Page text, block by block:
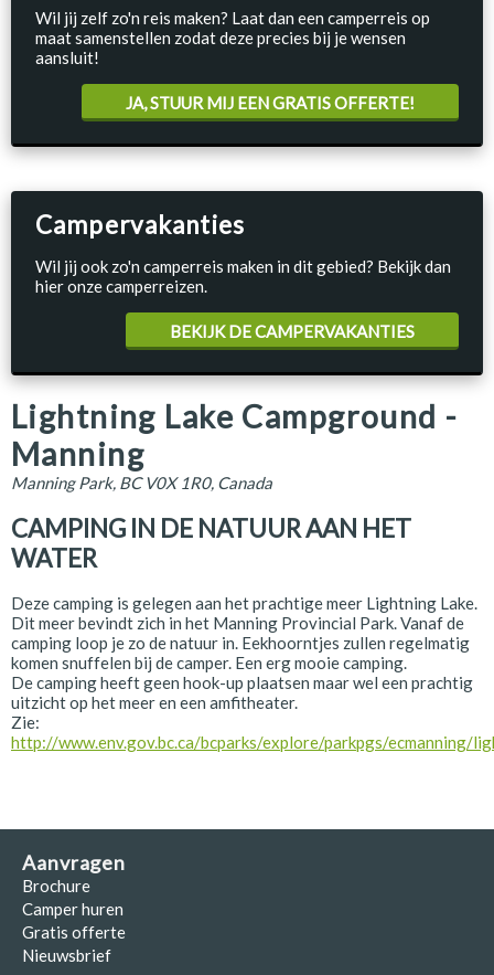
Lightning Lake Campground -
Manning
Manning Park, BC V0X 1R0, Canada
CAMPING IN DE NATUUR AAN HET
WATER
Deze camping is gelegen aan het prachtige meer Lightning Lake.
Dit meer bevindt zich in het Manning Provincial Park. Vanaf de
camping loop je zo de natuur in. Eekhoorntjes zullen regelmatig
komen snuffelen bij de camper. Een erg mooie camping.
De camping heeft geen hook-up plaatsen maar wel een prachtig
uitzicht op het meer en een amfitheater.
Zie:
http://www.env.gov.bc.ca/bcparks/explore/parkpgs/ecmanning/
Wil jij zelf zo'n reis maken? Laat dan een camperreis op
maat samenstellen zodat deze precies bij je wensen
aansluit!
JA, STUUR MIJ EEN GRATIS OFFERTE!
Campervakanties
Wil jij ook zo'n camperreis maken in dit gebied? Bekijk dan
hier onze camperreizen.
BEKIJK DE CAMPERVAKANTIES
Aanvragen
Brochure
Camper huren
Gratis offerte
Nieuwsbrief